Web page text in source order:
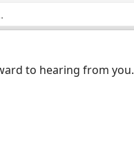
to hearing from you.